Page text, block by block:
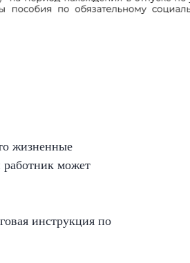
жизненные
работник может
инструкция по